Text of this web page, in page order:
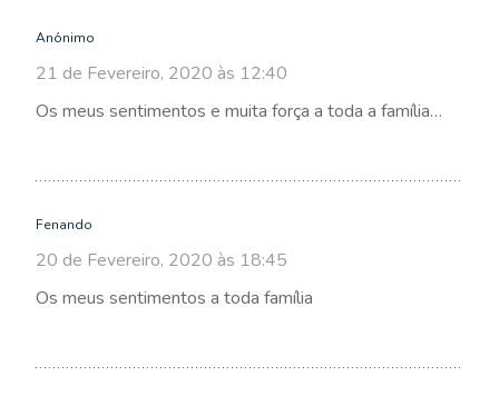
Anónimo
21 de Fevereiro, 2020 às 12:40
Os meus sentimentos e muita força a toda a família…
Fenando
20 de Fevereiro, 2020 às 18:45
Os meus sentimentos a toda família